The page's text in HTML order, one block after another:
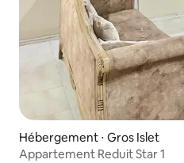
Hébergement ⋅ Gros Islet
Appartement Reduit Star 1